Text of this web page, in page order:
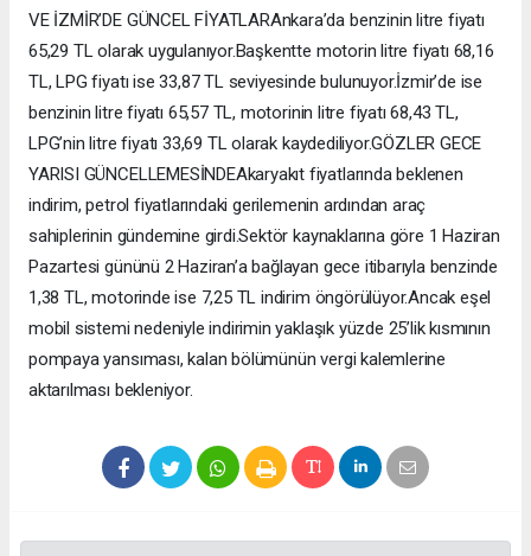
VE İZMİR’DE GÜNCEL FİYATLARAnkara’da benzinin litre fiyatı
65,29 TL olarak uygulanıyor.Başkentte motorin litre fiyatı 68,16
TL, LPG fiyatı ise 33,87 TL seviyesinde bulunuyor.İzmir’de ise
benzinin litre fiyatı 65,57 TL, motorinin litre fiyatı 68,43 TL,
LPG’nin litre fiyatı 33,69 TL olarak kaydediliyor.GÖZLER GECE
YARISI GÜNCELLEMESİNDEAkaryakıt fiyatlarında beklenen
indirim, petrol fiyatlarındaki gerilemenin ardından araç
sahiplerinin gündemine girdi.Sektör kaynaklarına göre 1 Haziran
Pazartesi gününü 2 Haziran’a bağlayan gece itibarıyla benzinde
1,38 TL, motorinde ise 7,25 TL indirim öngörülüyor.Ancak eşel
mobil sistemi nedeniyle indirimin yaklaşık yüzde 25’lik kısmının
pompaya yansıması, kalan bölümünün vergi kalemlerine
aktarılması bekleniyor.